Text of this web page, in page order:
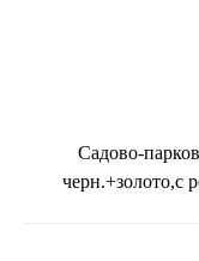
Садово-
черн.+золото,с